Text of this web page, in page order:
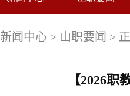
新闻中心 > 山职要闻 >
【2026